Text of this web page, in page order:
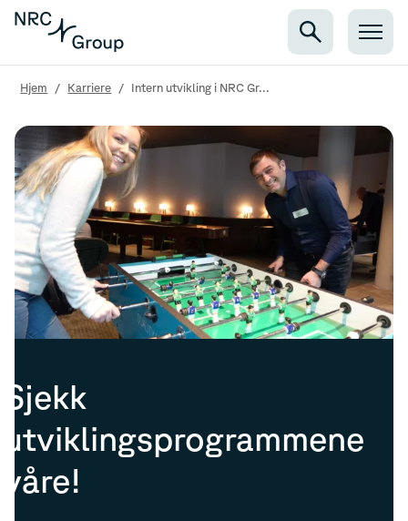
Hjem / Karriere / Intern utvikling i NRC Gr...
Sjekk
utviklingsprogrammene
våre!